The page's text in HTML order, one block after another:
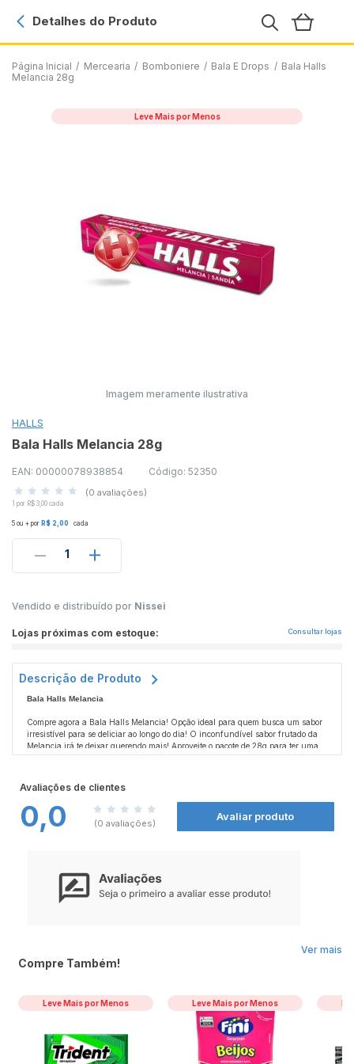
Página Inicial / Mercearia / Bomboniere / Bala E Drops / Bala Halls
Melancia 28g
Detalhes do Produto
Leve Mais por Menos
Imagem meramente ilustrativa
HALLS
Bala Halls Melancia 28g
EAN: 00000078938854 Código: 52350
(0 avaliações)
1 por R$ 3,00 cada
5 ou + por R$ 2,00 cada
1
Vendido e distribuído por Nissei
Lojas próximas com estoque: Consultar lojas
Descrição de Produto
Bala Halls Melancia
Compre agora a Bala Halls Melancia! Opção ideal para quem busca um sabor
irresistível para se deliciar ao longo do dia! O inconfundível sabor frutado da
Melancia irá te deixar querendo mais! Aproveite o pacote de 28g para ter uma
Bala Halls Melancia sempre que desejar!
Avaliações de clientes
0,0 (0 avaliações)
Avaliar produto
Ver mais
Compre Também!
Leve Mais por Menos Leve Mais por Menos